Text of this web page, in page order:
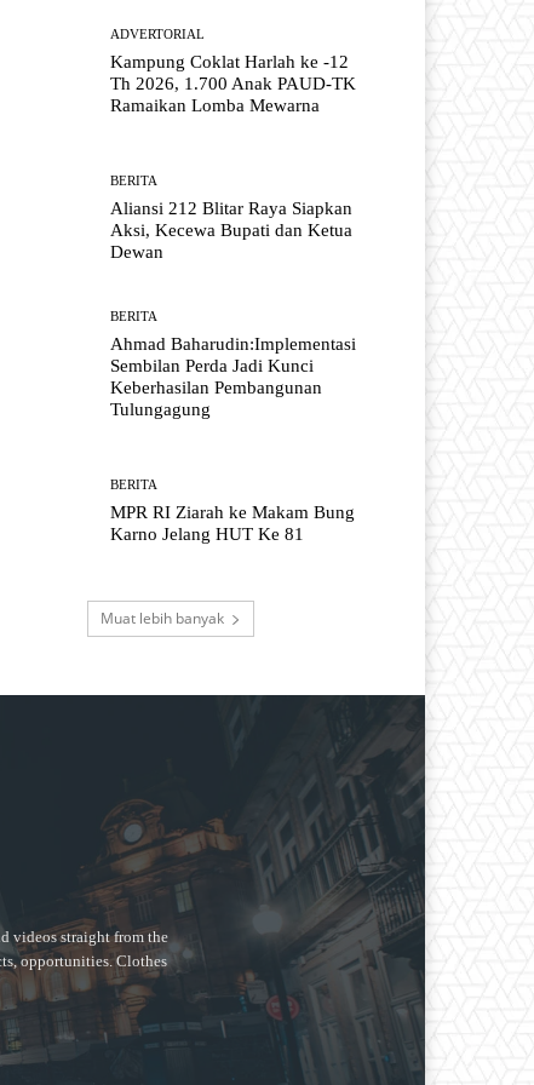
ADVERTORIAL
Kampung Coklat Harlah ke -12
Th 2026, 1.700 Anak PAUD-TK
Ramaikan Lomba Mewarna
BERITA
Aliansi 212 Blitar Raya Siapkan
Aksi, Kecewa Bupati dan Ketua
Dewan
BERITA
Ahmad Baharudin:Implementasi
Sembilan Perda Jadi Kunci
Keberhasilan Pembangunan
Tulungagung
BERITA
MPR RI Ziarah ke Makam Bung
Karno Jelang HUT Ke 81
Muat lebih banyak
videos straight from the
opportunities. Clothes